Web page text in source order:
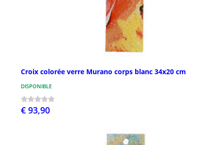
Croix colorée verre Murano corps blanc 34x20 cm
DISPONIBLE
€ 93,90